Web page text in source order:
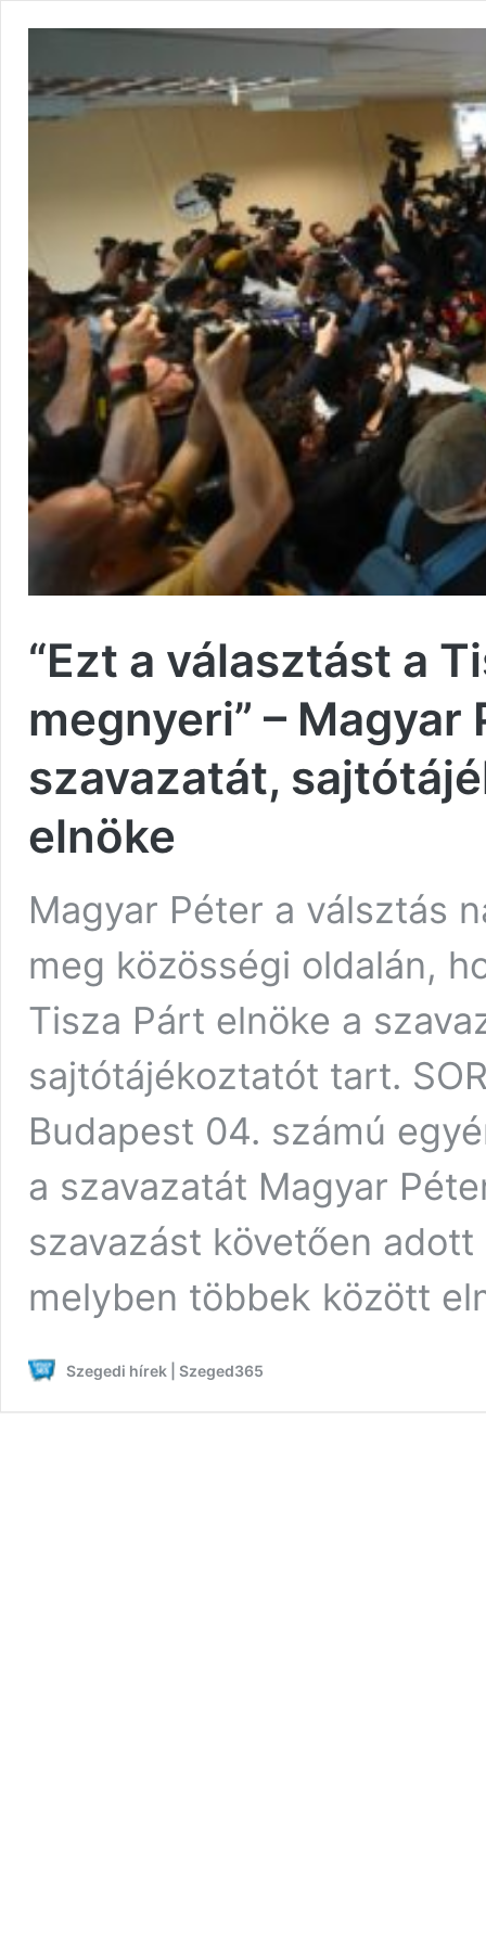
“Ezt a választást a
megnyeri” – Magyar
szavazatát,
elnöke
Magyar Péter a válsztás
meg közösségi oldalán,
Tisza Párt elnöke a
sajtótájékoztatót tart.
Budapest 04. számú
a szavazatát Magyar
szavazást követően
melyben többek között
Szegedi hírek | Szeged365